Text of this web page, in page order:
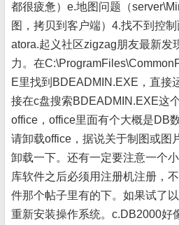
都很疲惫）e.地图问题（
图，拷贝到客户端）4.找不到控
atora.起义社区zigzag朋友最新发
力。在
E里找到BDEADMIN.EXE，直接
接在c盘搜索BDEADMIN.EXE这
office，office里面有个大概是DB
请卸载office，据说关于制图或图
卸载一下。还有一定要注意一个
库软件之后必须用注册机注册，
件那个帖子里有的下。如果试了
重新安装操作系统。c.DB2000好